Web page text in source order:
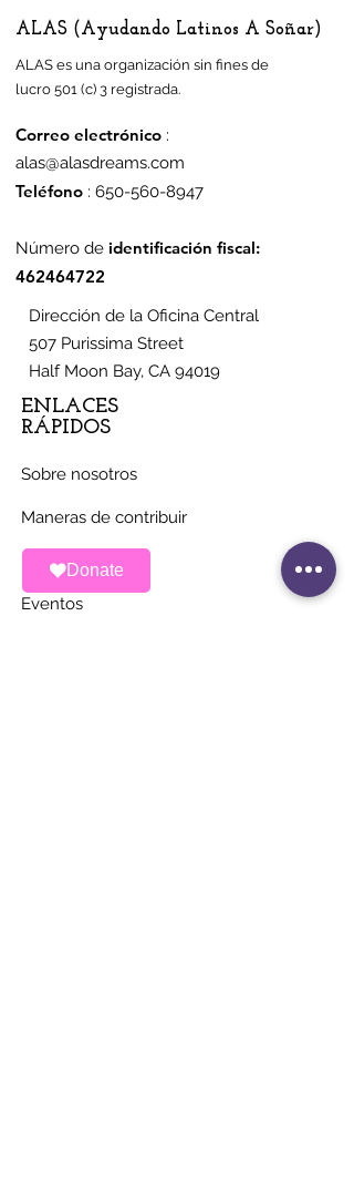
Donate
ALAS (Ayudando Latinos A Soñar)
ALAS es una organización sin fines de
lucro 501 (c) 3 registrada.
Correo electrónico :
alas@alasdreams.com
Teléfono : 650-560-8947
Número de identificación fiscal:
462464722
Dirección de la Oficina Central
507 Purissima Street
Half Moon Bay, CA 94019
ENLACES
RÁPIDOS
Sobre nosotros
Maneras de contribuir
Noticias
Eventos